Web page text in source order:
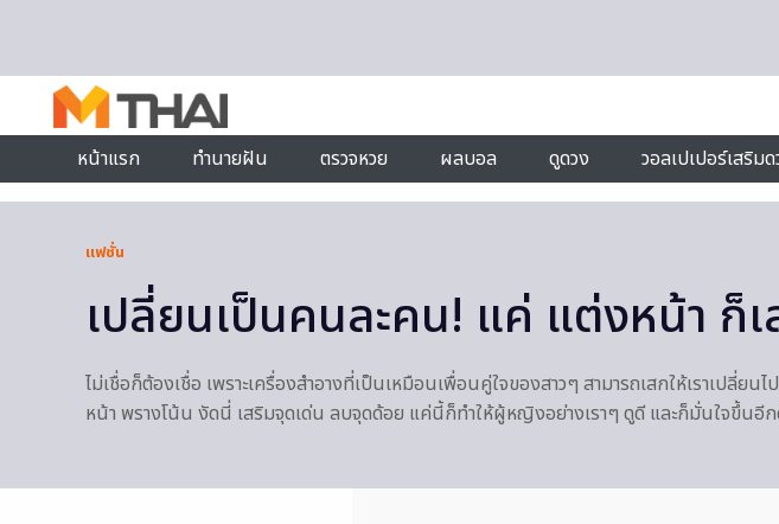
หน้าแรก
ทำนายฝัน ตรวจหวย ผลบอล ดูดวง วอลเปเปอร์เสริม
แฟชั่น
เปลี่ยนเป็นคนละคน! แค่ แต่งหน้า ก็
ไม่เชื่อก็ต้องเชื่อ เพราะเครื่องสำอางที่เป็นเหมือนเพื่อนคู่ใจของสาวๆ สามารถเสกให้เราเป
หน้า พรางโน้น งัดนี่ เสริมจุดเด่น ลบจุดด้อย แค่นี้ก็ทำให้ผู้หญิงอย่างเราๆ ดูดี และก็มั่นใจขึ้นอี